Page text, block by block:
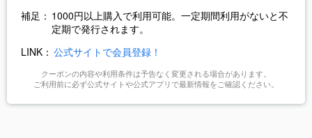
補足： 1000円以上購入で利用可能。一定期間利用がないと不
定期で発行されます。
LINK： 公式サイトで会員登録！
クーポンの内容や利用条件は予告なく変更される場合があります。
ご利用前に必ず公式サイトや公式アプリで最新情報をご確認ください。